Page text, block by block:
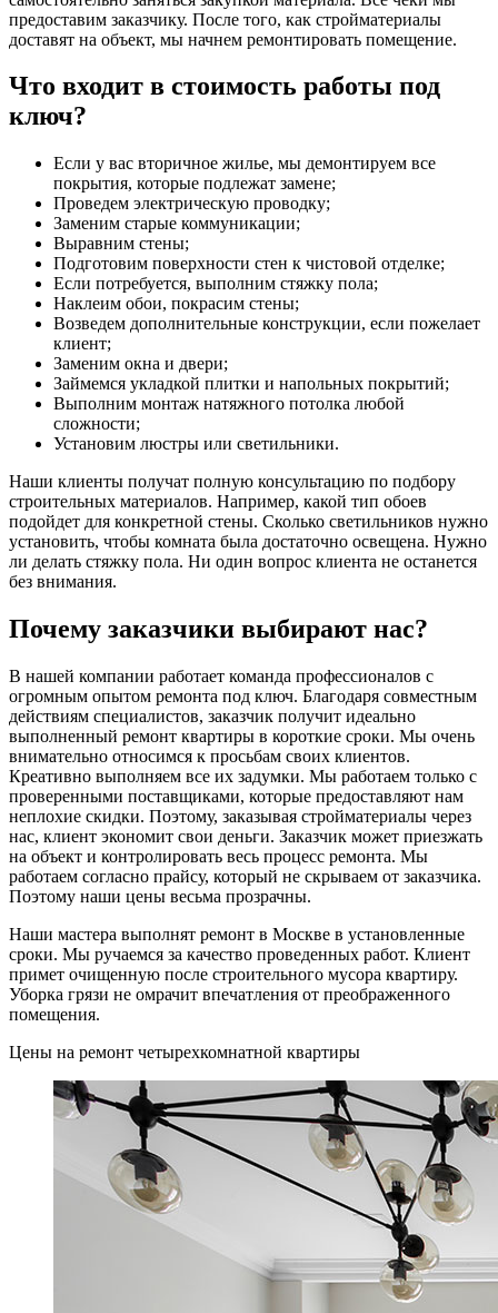
предоставим заказчику. После того, как стройматериалы
доставят на объект, мы начнем ремонтировать помещение.
Что входит в стоимость работы под
ключ?
Если у вас вторичное жилье, мы демонтируем все
покрытия, которые подлежат замене;
Проведем электрическую проводку;
Заменим старые коммуникации;
Выравним стены;
Подготовим поверхности стен к чистовой отделке;
Если потребуется, выполним стяжку пола;
Наклеим обои, покрасим стены;
Возведем дополнительные конструкции, если пожелает
клиент;
Заменим окна и двери;
Займемся укладкой плитки и напольных покрытий;
Выполним монтаж натяжного потолка любой
сложности;
Установим люстры или светильники.
Наши клиенты получат полную консультацию по подбору
строительных материалов. Например, какой тип обоев
подойдет для конкретной стены. Сколько светильников нужно
установить, чтобы комната была достаточно освещена. Нужно
ли делать стяжку пола. Ни один вопрос клиента не останется
без внимания.
Почему заказчики выбирают нас?
В нашей компании работает команда профессионалов с
огромным опытом ремонта под ключ. Благодаря совместным
действиям специалистов, заказчик получит идеально
выполненный ремонт квартиры в короткие сроки. Мы очень
внимательно относимся к просьбам своих клиентов.
Креативно выполняем все их задумки. Мы работаем только с
проверенными поставщиками, которые предоставляют нам
неплохие скидки. Поэтому, заказывая стройматериалы через
нас, клиент экономит свои деньги. Заказчик может приезжать
на объект и контролировать весь процесс ремонта. Мы
работаем согласно прайсу, который не скрываем от заказчика.
Поэтому наши цены весьма прозрачны.
Наши мастера выполнят ремонт в Москве в установленные
сроки. Мы ручаемся за качество проведенных работ. Клиент
примет очищенную после строительного мусора квартиру.
Уборка грязи не омрачит впечатления от преображенного
помещения.
Цены на ремонт четырехкомнатной квартиры